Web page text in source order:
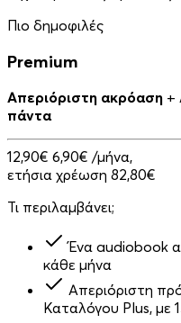
Πιο δημοφιλές
Premium
Απεριόριστη ακρόαση +
πάντα
12,90€ 6,90€ /μήνα,
ετήσια χρέωση 82,80€
Τι περιλαμβάνει;
Ένα audiobook
κάθε μήνα
Απεριόριστη
Καταλόγου Plus, με